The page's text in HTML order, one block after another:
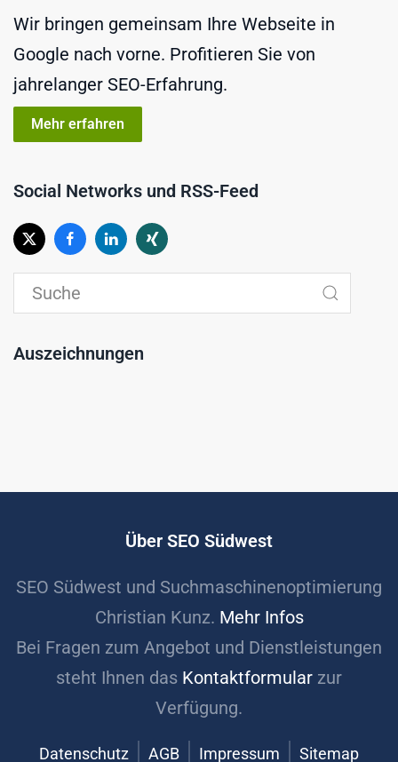
Wir bringen gemeinsam Ihre Webseite in
Google nach vorne. Profitieren Sie von
jahrelanger SEO-Erfahrung.
Mehr erfahren
Social Networks und RSS-Feed
Auszeichnungen
Über SEO Südwest
SEO Südwest und Suchmaschinenoptimierung
Christian Kunz. Mehr Infos
Bei Fragen zum Angebot und Dienstleistungen
steht Ihnen das Kontaktformular zur
Verfügung.
Datenschutz AGB Impressum Sitemap